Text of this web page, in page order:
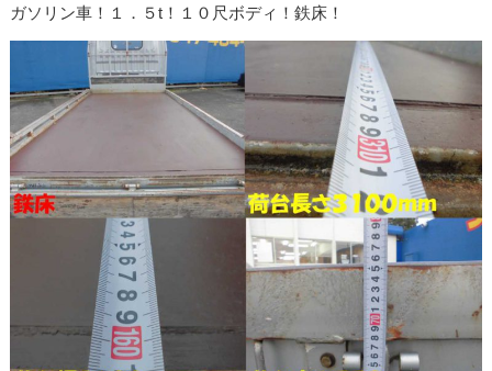
ガソリン車！１．５t！１０尺ボディ！鉄床！